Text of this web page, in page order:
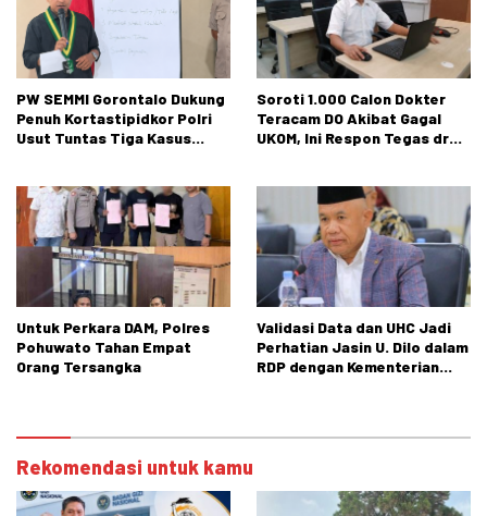
PW SEMMI Gorontalo Dukung
Penuh Kortastipidkor Polri
Usut Tuntas Tiga Kasus
Soroti 1.000 Calon Dokter
Teracam DO Akibat Gagal
UKOM, Ini Respon Tegas dr
Untuk Perkara DAM, Polres
Pohuwato Tahan Empat
Orang Tersangka
Validasi Data dan UHC Jadi
Perhatian Jasin U. Dilo dalam
RDP dengan Kementerian
Rekomendasi untuk kamu